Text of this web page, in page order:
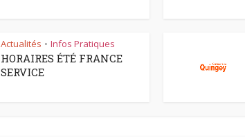
Actualités • Infos Pratiques
HORAIRES ÉTÉ FRANCE
SERVICE